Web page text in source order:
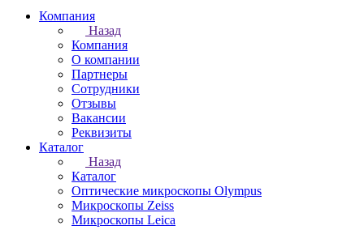
Компания
Назад
Компания
О компании
Партнеры
Сотрудники
Отзывы
Вакансии
Реквизиты
Каталог
Назад
Каталог
Оптические микроскопы Olympus
Микроскопы Zeiss
Микроскопы Leica